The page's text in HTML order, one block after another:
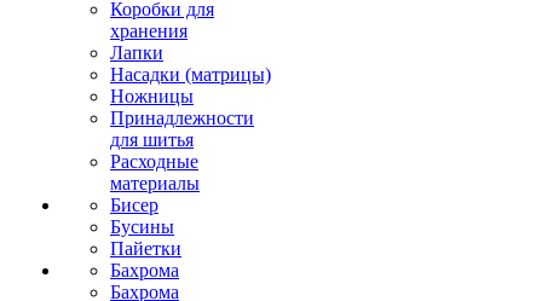
Коробки для
хранения
Лапки
Насадки (матрицы)
Ножницы
Принадлежности
для шитья
Расходные
материалы
Бисер
Бусины
Пайетки
Бахрома
Бахрома